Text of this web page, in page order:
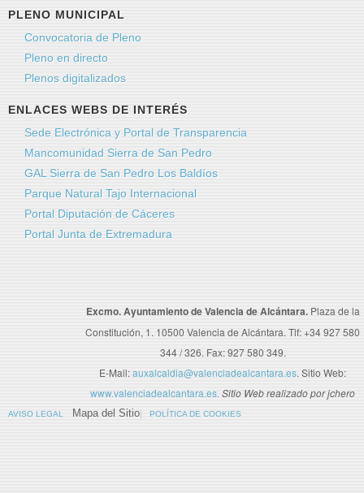
PLENO MUNICIPAL
Convocatoria de Pleno
Pleno en directo
Plenos digitalizados
ENLACES WEBS DE INTERÉS
Sede Electrónica y Portal de Transparencia
Mancomunidad Sierra de San Pedro
GAL Sierra de San Pedro Los Baldíos
Parque Natural Tajo Internacional
Portal Diputación de Cáceres
Portal Junta de Extremadura
Excmo. Ayuntamiento de Valencia de Alcántara. Plaza de la
Constitución, 1. 10500 Valencia de Alcántara. Tlf: +34 927 580
344 / 326. Fax: 927 580 349.
E-Mail:auxalcaldia@valenciadealcantara.es. Sitio Web:
www.valenciadealcantara.es. Sitio Web realizado por jchero
AVISO LEGAL Mapa del Sitio POLÍTICA DE COOKIES